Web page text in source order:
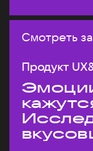
Смотреть
Продукт